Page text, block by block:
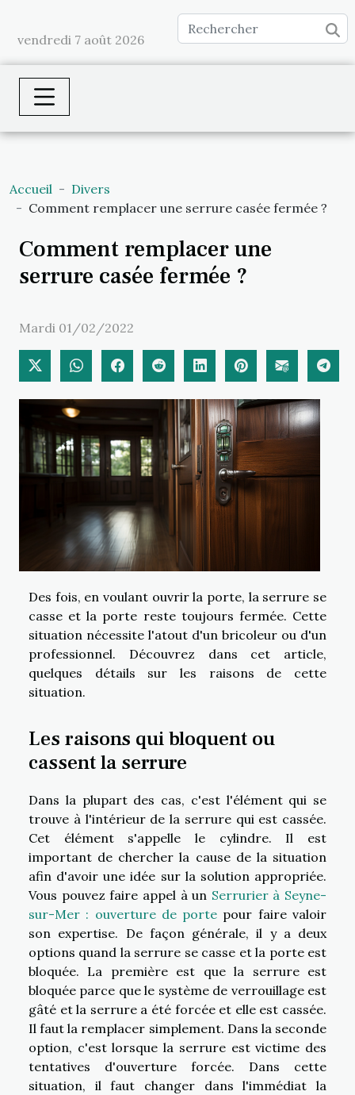
vendredi 7 août 2026
Accueil
Divers
Comment remplacer une serrure casée fermée ?
Comment remplacer une
serrure casée fermée ?
Mardi 01/02/2022
Des fois, en voulant ouvrir la porte, la serrure se
casse et la porte reste toujours fermée. Cette
situation nécessite l'atout d'un bricoleur ou d'un
professionnel. Découvrez dans cet article,
quelques détails sur les raisons de cette
situation.
Les raisons qui bloquent ou
cassent la serrure
Dans la plupart des cas, c'est l'élément qui se
trouve à l'intérieur de la serrure qui est cassée.
Cet élément s'appelle le cylindre. Il est
important de chercher la cause de la situation
afin d'avoir une idée sur la solution appropriée.
Vous pouvez faire appel à un Serrurier à Seyne-
sur-Mer : ouverture de porte pour faire valoir
son expertise. De façon générale, il y a deux
options quand la serrure se casse et la porte est
bloquée. La première est que la serrure est
bloquée parce que le système de verrouillage est
gâté et la serrure a été forcée et elle est cassée.
Il faut la remplacer simplement. Dans la seconde
option, c'est lorsque la serrure est victime des
tentatives d'ouverture forcée. Dans cette
situation, il faut changer dans l'immédiat la